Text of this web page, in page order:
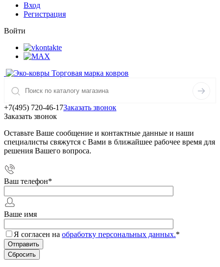
Вход
Регистрация
Войти
Торговая марка ковров
+7(495) 720-46-17Заказать звонок
Заказать звонок
Оставьте Ваше сообщение и контактные данные и наши
специалисты свяжутся с Вами в ближайшее рабочее время для
решения Вашего вопроса.
Ваш телефон*
Ваше имя
Я согласен на обработку персональных данных.*